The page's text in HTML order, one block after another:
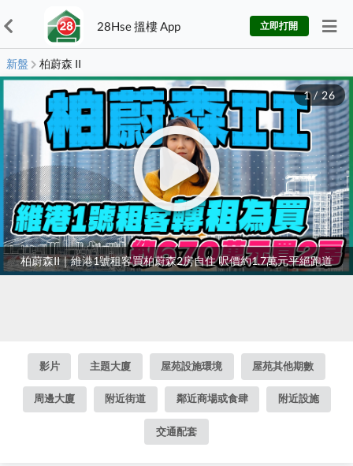
28Hse 搵樓 App 立即打開
新盤 柏蔚森 II
柏蔚森II｜維港1號租客買柏蔚森2房自住 呎價約1.7萬元平絕跑道
1/ 26
影片 主題大廈 屋苑設施環境 屋苑其他期數
周邊大廈 附近街道 鄰近商場或食肆 附近設施
交通配套